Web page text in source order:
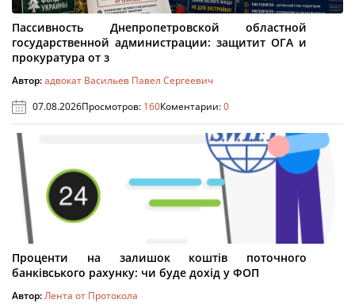
Пассивность Днепропетровской областной
государственной администрации: защитит ОГА и
прокуратура от з
Автор:адвокат Васильев Павел Сергеевич
07.08.2026Просмотров: 160Коментарии:0
Проценти на залишок коштів поточного
банківського рахунку: чи буде дохід у ФОП
Автор:Лента от Протокола